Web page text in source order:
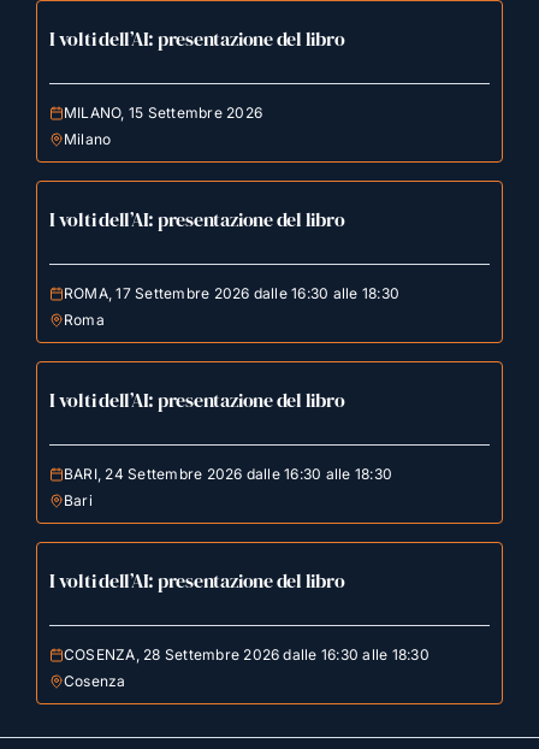
I volti dell’AI: presentazione del libro
MILANO, 15 Settembre 2026
Milano
I volti dell’AI: presentazione del libro
ROMA, 17 Settembre 2026 dalle 16:30 alle 18:30
Roma
I volti dell’AI: presentazione del libro
BARI, 24 Settembre 2026 dalle 16:30 alle 18:30
Bari
I volti dell’AI: presentazione del libro
COSENZA, 28 Settembre 2026 dalle 16:30 alle 18:30
Cosenza